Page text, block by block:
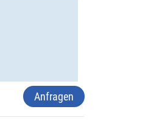
Anfragen